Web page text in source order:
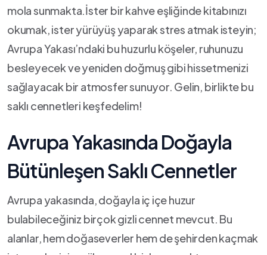
‍mola sunmakta.İster bir kahve eşliğinde kitabınızı
okumak, ister yürüyüş yaparak stres atmak isteyin;
Avrupa Yakası’ndaki bu huzurlu köşeler, ⁢ruhunuzu
besleyecek ve yeniden doğmuş gibi ​hissetmenizi⁣
sağlayacak bir atmosfer‌ sunuyor.⁢ Gelin, birlikte ​bu
saklı‍ cennetleri keşfedelim!
Avrupa‍ Yakasında Doğayla
Bütünleşen Saklı Cennetler
Avrupa yakasında,⁤ doğayla iç ⁣içe huzur
bulabileceğiniz birçok gizli cennet mevcut. Bu
alanlar, hem doğaseverler hem⁤ de şehirden kaçmak